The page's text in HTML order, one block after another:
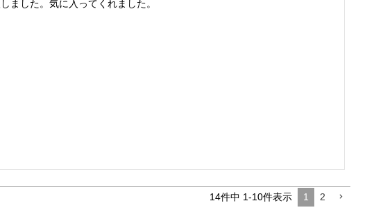
ました。気に入ってくれました。
14件中 1-10件表示 1 2